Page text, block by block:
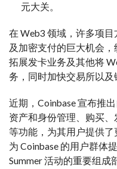
元大关。
在 Web3 领域，许多项
及加密支付的巨大机会
拓展发卡业务及其他将
务，同时加快交易所以及
近期，Coinbase 宣布推
资产和身份管理、购买
等功能，为其用户提供
为 Coinbase 的用户群体
Summer 活动的重要组成